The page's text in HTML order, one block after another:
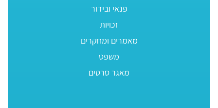
פנאי ובידור
זכויות
מאמרים ומחקרים
משפט
מאגר סרטים